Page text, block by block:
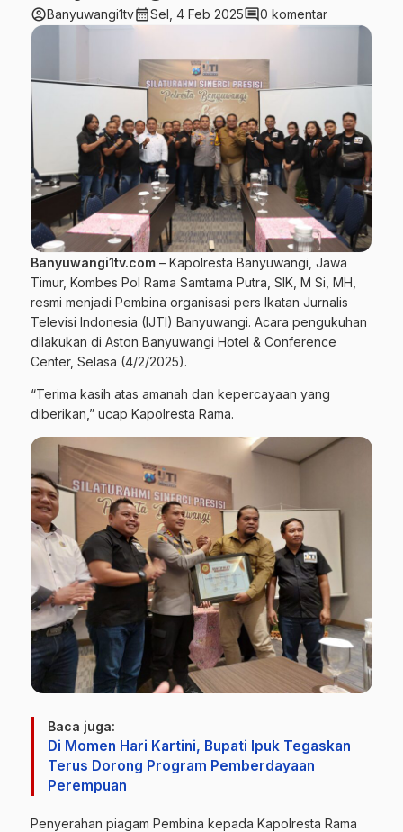
account_circleBanyuwangi1tvcalendar_monthSel, 4 Feb 2025comment0 komentar
Banyuwangi1tv.com – Kapolresta Banyuwangi, Jawa
Timur, Kombes Pol Rama Samtama Putra, SIK, M Si, MH,
resmi menjadi Pembina organisasi pers Ikatan Jurnalis
Televisi Indonesia (IJTI) Banyuwangi. Acara pengukuhan
dilakukan di Aston Banyuwangi Hotel & Conference
Center, Selasa (4/2/2025).
“Terima kasih atas amanah dan kepercayaan yang
diberikan,” ucap Kapolresta Rama.
Baca juga:
Di Momen Hari Kartini, Bupati Ipuk Tegaskan
Terus Dorong Program Pemberdayaan
Perempuan
Penyerahan piagam Pembina kepada Kapolresta Rama